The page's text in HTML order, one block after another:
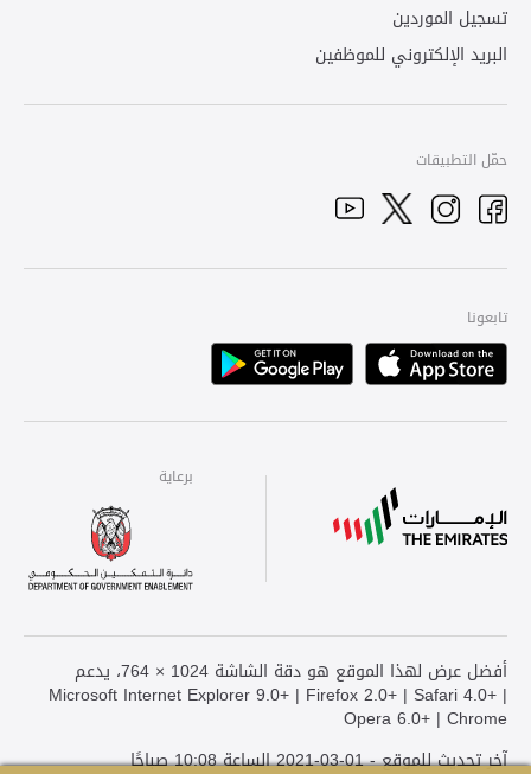
تسجيل الموردين
البريد الإلكتروني للموظفين
حمّل التطبيقات
Facebook
Instagram
Twitter
YouTube
تابعونا
Apple
Playstore
برعاية
برعاية
أفضل عرض لهذا الموقع هو دقة الشاشة 1024 × 764، يدعم
Microsoft Internet Explorer 9.0+ | Firefox 2.0+ | Safari 4.0+ |
Opera 6.0+ | Chrome
آخر تحديث للموقع - 01-03-2021 الساعة 10:08 صباحًا